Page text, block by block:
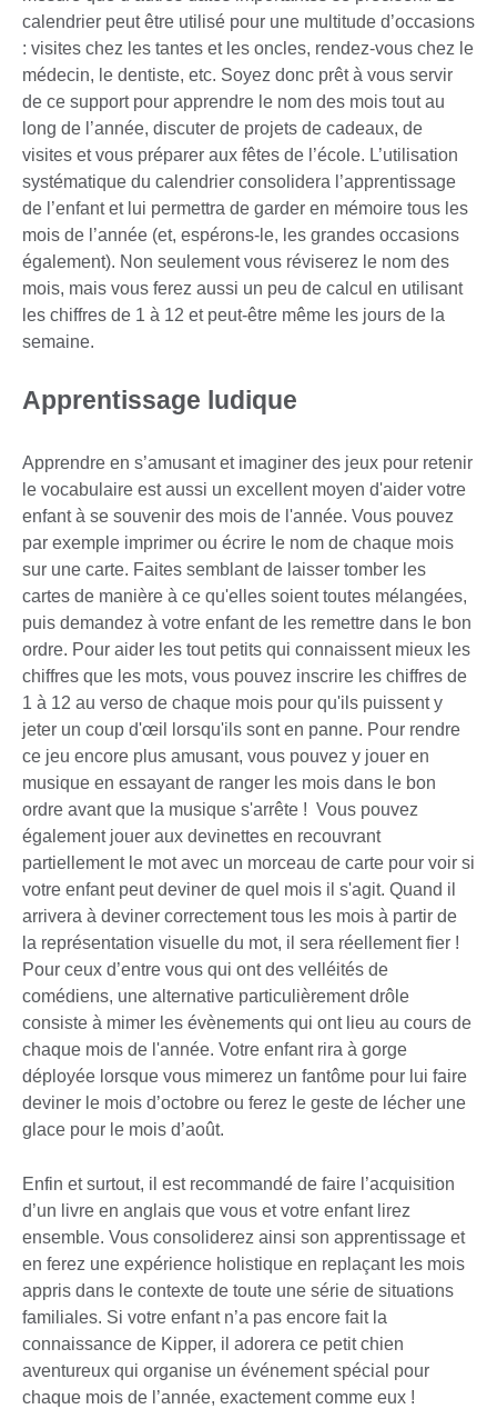
calendrier peut être utilisé pour une multitude d’occasions
: visites chez les tantes et les oncles, rendez-vous chez le
médecin, le dentiste, etc. Soyez donc prêt à vous servir
de ce support pour apprendre le nom des mois tout au
long de l’année, discuter de projets de cadeaux, de
visites et vous préparer aux fêtes de l’école. L’utilisation
systématique du calendrier consolidera l’apprentissage
de l’enfant et lui permettra de garder en mémoire tous les
mois de l’année (et, espérons-le, les grandes occasions
également). Non seulement vous réviserez le nom des
mois, mais vous ferez aussi un peu de calcul en utilisant
les chiffres de 1 à 12 et peut-être même les jours de la
semaine.
Apprentissage ludique
Apprendre en s’amusant et imaginer des jeux pour retenir
le vocabulaire est aussi un excellent moyen d'aider votre
enfant à se souvenir des mois de l'année. Vous pouvez
par exemple imprimer ou écrire le nom de chaque mois
sur une carte. Faites semblant de laisser tomber les
cartes de manière à ce qu'elles soient toutes mélangées,
puis demandez à votre enfant de les remettre dans le bon
ordre. Pour aider les tout petits qui connaissent mieux les
chiffres que les mots, vous pouvez inscrire les chiffres de
1 à 12 au verso de chaque mois pour qu'ils puissent y
jeter un coup d'œil lorsqu'ils sont en panne. Pour rendre
ce jeu encore plus amusant, vous pouvez y jouer en
musique en essayant de ranger les mois dans le bon
ordre avant que la musique s'arrête ! Vous pouvez
également jouer aux devinettes en recouvrant
partiellement le mot avec un morceau de carte pour voir si
votre enfant peut deviner de quel mois il s'agit. Quand il
arrivera à deviner correctement tous les mois à partir de
la représentation visuelle du mot, il sera réellement fier !
Pour ceux d’entre vous qui ont des velléités de
comédiens, une alternative particulièrement drôle
consiste à mimer les évènements qui ont lieu au cours de
chaque mois de l'année. Votre enfant rira à gorge
déployée lorsque vous mimerez un fantôme pour lui faire
deviner le mois d’octobre ou ferez le geste de lécher une
glace pour le mois d’août.
Enfin et surtout, il est recommandé de faire l’acquisition
d’un livre en anglais que vous et votre enfant lirez
ensemble. Vous consoliderez ainsi son apprentissage et
en ferez une expérience holistique en replaçant les mois
appris dans le contexte de toute une série de situations
familiales. Si votre enfant n’a pas encore fait la
connaissance de Kipper, il adorera ce petit chien
aventureux qui organise un événement spécial pour
chaque mois de l’année, exactement comme eux !